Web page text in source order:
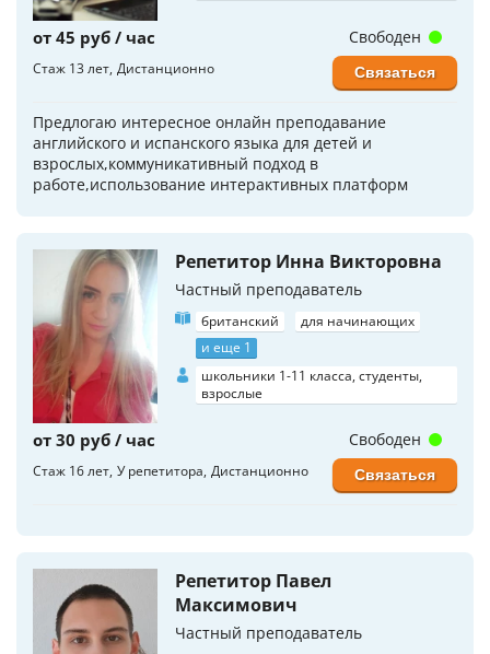
от 45 руб / час
Стаж 13 лет Дистанционно
Предлогаю интересное онлайн преподавание
английского и испанского языка для детей и
взрослых,коммуникативный подход в
работе,использование интерактивных платформ
Свободен
Связаться
Репетитор Инна Викторовна
Частный преподаватель
британский
для начинающих
и еще 1
школьники 1-11 класса, студенты,
взрослые
от 30 руб / час
Стаж 16 лет У репетитора Дистанционно
Свободен
Связаться
Репетитор Павел
Максимович
Частный преподаватель